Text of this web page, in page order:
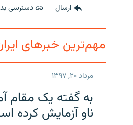
ارسال دسترسی
مهم‌ترین خبرهای
مرداد ۲۰, ۱۳۹۷
به گفته یک مقام
ناو آزمایش کرده